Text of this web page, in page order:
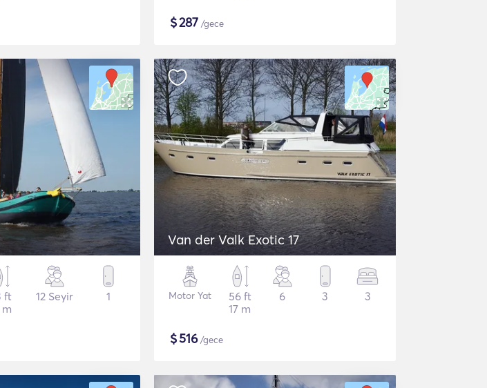
$287 /gece
ft
m
12 Seyir 1
Van der Valk Exotic 17
Motor Yat
56 ft
17 m
6 3 3
$516/gece